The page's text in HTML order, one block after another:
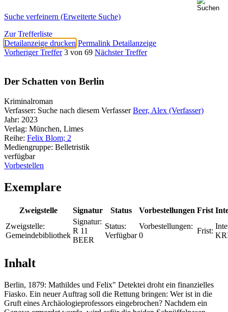
Suche verfeinern (Erweiterte Suche)
Zur Trefferliste
Detailanzeige drucken Permalink Detailanzeige
Vorheriger Treffer 3 von 69 Nächster Treffer
Der Schatten von Berlin
Kriminalroman
Verfasser: Suche nach diesem Verfasser Beer, Alex (Verfasser)
Jahr: 2023
Verlag: München, Limes
Reihe: Felix Blom; 2
Mediengruppe: Belletristik
verfügbar
Vorbestellen
Exemplare
Zweigstelle Signatur Status Vorbestellungen Frist
Zweigstelle:
Gemeindebibliothek
Signatur:
R 11
BEER
Status:
Verfügbar
Vorbestellungen:
0
Frist:
Inhalt
Berlin, 1879: Mathildes und Felix" Detektei droht ein finanzielles
Fiasko. Ein neuer Auftrag soll die Rettung bringen: Wer ist in die
Gruft eines Archäologieprofessors eingebrochen? Nachdem ein